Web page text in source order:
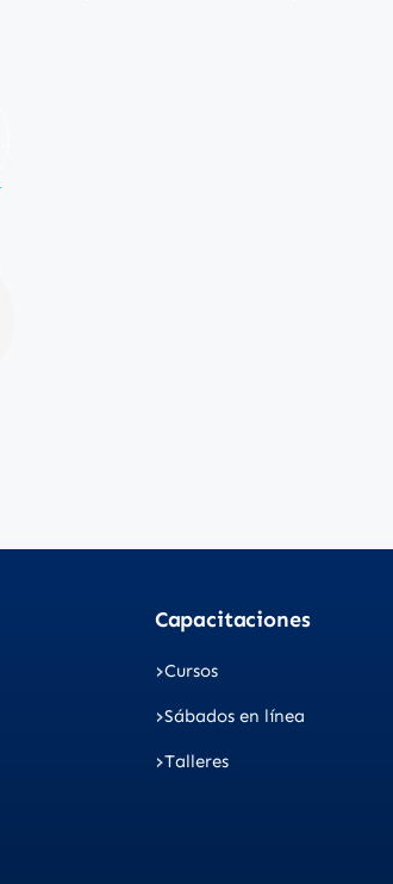
Capacitaciones
Cursos
Sábados en línea
Talleres